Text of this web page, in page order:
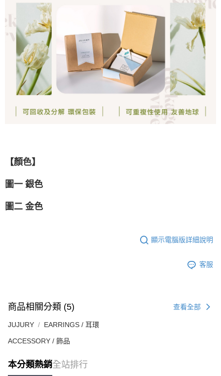
【顏色】
圖一 銀色
圖二 金色
顯示電腦版詳細說明
客服
商品相關分類 (5) 查看全部
JUJURY EARRINGS / 耳環
ACCESSORY / 飾品
本分類熱銷全站排行